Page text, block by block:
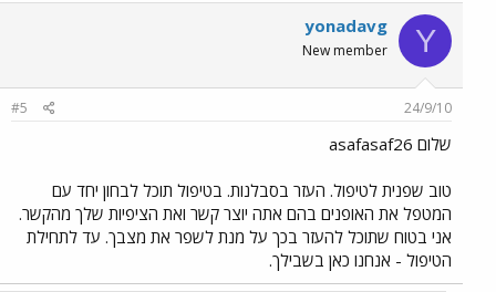
Y
yonadavg
New member
24/9/10
#5
שלום asafasaf26
טוב שפנית לטיפול. העזר בסבלנות. בטיפול תוכל לבחון יחד עם
המטפל את האופנים בהם אתה יוצר קשר ואת הציפיות שלך מהקשר.
אני בטוח שתוכל להעזר בכך על מנת לשפר את מצבך. עד לתחילת
הטיפול - אנחנו כאן בשבילך.